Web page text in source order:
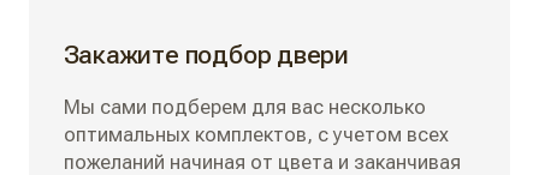
Закажите подбор двери
Мы сами подберем для вас несколько
оптимальных комплектов, с учетом всех
пожеланий начиная от цвета и заканчивая